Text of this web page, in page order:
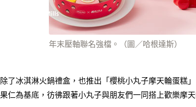
年末壓軸聯名強檔。（圖／哈根達斯）
除了冰淇淋火鍋禮盒，也推出「櫻桃小丸子摩天輪蛋糕
果仁為基底，彷彿跟著小丸子與朋友們一同搭上歡樂摩